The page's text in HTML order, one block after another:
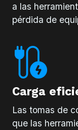
a las
pérdida de
Carga
Las tomas de
que las